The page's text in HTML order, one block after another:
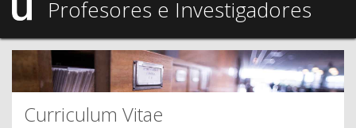
Profesores e Investigadores
Curriculum Vitae